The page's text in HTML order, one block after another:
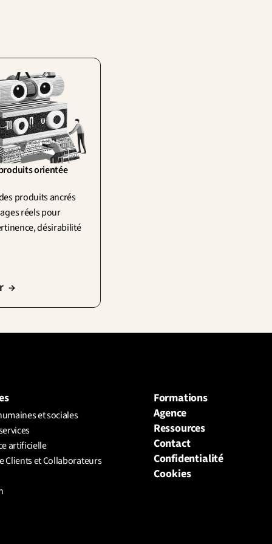
orientée
produits ancrés
réels pour
désirabilité
→
et sociales
artificielle
Clients et Collaborateurs
Formations
Agence
Ressources
Contact
Confidentialité
Cookies